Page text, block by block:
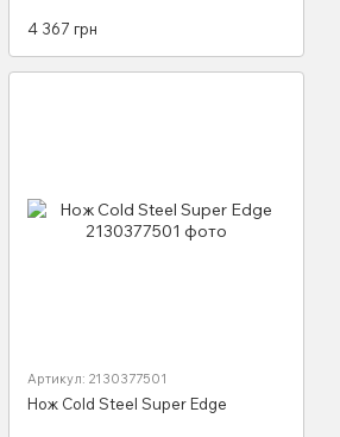
4 367 грн
Артикул: 2130377501
Нож Cold Steel Super Edge